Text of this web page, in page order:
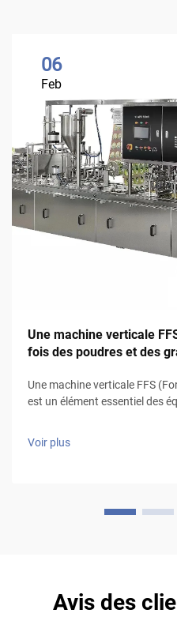
06
Feb
Une machine verticale
fois des poudres et des
Une machine verticale FFS
est un élément essentiel des
ciment, les engrais, etc. HIGH
fabricant de machines
Voir plus
Avis des